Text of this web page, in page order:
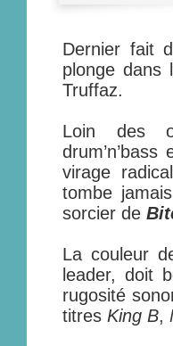
Dernier fait
plonge dans
Truffaz.
Loin des
virage
tombe
sorcier de
La couleur
leader, doit
rugosité
titres King B,